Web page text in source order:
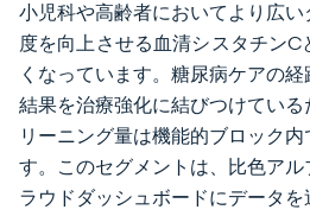
小児科や高齢者においてより広
度を向上させる血清シスタチン
くなっています。糖尿病ケアの
結果を治療強化に結びつけてい
リーニング量は機能的ブロック
す。このセグメントは、比色ア
ラウドダッシュボードにデータ